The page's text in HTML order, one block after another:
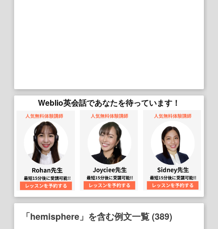
Weblio英会話であなたを待っています！
「hemisphere」を含む例文一覧 (389)